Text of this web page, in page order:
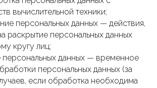
вычислительной техники;
персональных данных — действия,
раскрытие персональных данных
кругу лиц;
персональных данных — временное
персональных данных (за
если обработка необходима